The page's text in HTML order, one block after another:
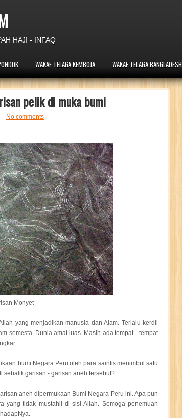
HAJI - INFAQ
WAKAF TELAGA KEMBOJA WAKAF TELAGA BANGLADESH
pelik di muka bumi
No comments
Monyet
yang menjadikan manusia dan Alam. Terlalu kerdil
semesta. Dunia amat luas. Masih ada tempat - tempat
bumi Negara Peru oleh para saintis menimbul satu
sebalik garisan - garisan aneh tersebut?
aneh dipermukaan Bumi Negara Peru ini. Apa pun
yang tidak mustahil di sisi Allah. Semoga penemuan